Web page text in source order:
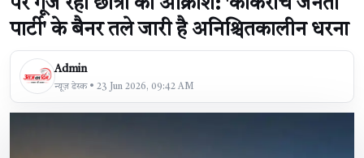
पर गूंज रहा छात्रों का आक्रोश: 'कॉकरोच जनता
पार्टी' के बैनर तले जारी है अनिश्चितकालीन धरना
Admin
न्यूज़ डेस्क • 23 Jun 2026, 09:42 AM